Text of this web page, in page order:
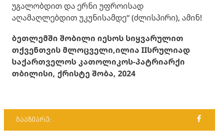
უგალობდით და ერნი უფროისად
აღამაღლებდით უკუნისამდე“ (ძლისპირი), ამინ!
ბეთლემში შობილი იესოს სიყვარულით
თქვენთვის მლოცველი,ილია IIსრულიად
საქართველოს კათოლიკოს-პატრიარქი
თბილისი, ქრისტე შობა, 2024
გააზიარე: